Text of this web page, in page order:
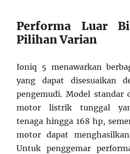
Performa Luar
Pilihan Varian
Ioniq 5 menawarkan
yang dapat disesuaikan
pengemudi. Model standar
motor listrik tunggal
tenaga hingga 168 hp,
motor dapat
Untuk penggemar